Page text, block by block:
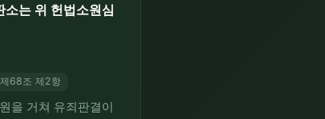
는 위 헌법소원심
68조 제2항
을 거쳐 유죄판결이